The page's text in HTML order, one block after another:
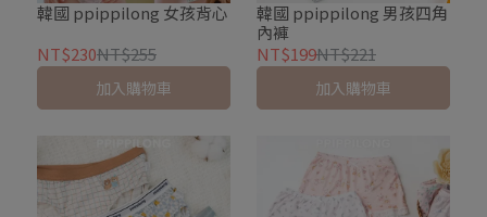
韓國 ppippilong 女孩背心
NT$230NT$255
加入購物車
韓國 ppippilong 男孩四角
內褲
NT$199NT$221
加入購物車